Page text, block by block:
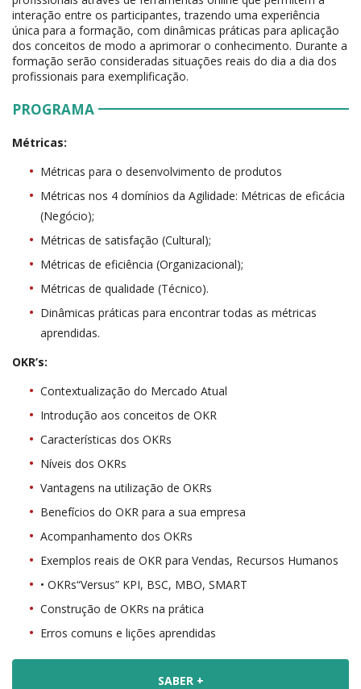
interação entre os participantes, trazendo uma experiência
única para a formação, com dinâmicas práticas para aplicação
dos conceitos de modo a aprimorar o conhecimento. Durante a
formação serão consideradas situações reais do dia a dia dos
profissionais para exemplificação.
PROGRAMA
Métricas:
Métricas para o desenvolvimento de produtos
Métricas nos 4 domínios da Agilidade: Métricas de eficácia
(Negócio);
Métricas de satisfação (Cultural);
Métricas de eficiência (Organizacional);
Métricas de qualidade (Técnico).
Dinâmicas práticas para encontrar todas as métricas
aprendidas.
OKR’s:
Contextualização do Mercado Atual
Introdução aos conceitos de OKR
Características dos OKRs
Níveis dos OKRs
Vantagens na utilização de OKRs
Benefícios do OKR para a sua empresa
Acompanhamento dos OKRs
Exemplos reais de OKR para Vendas, Recursos Humanos
• OKRs“Versus” KPI, BSC, MBO, SMART
Construção de OKRs na prática
Erros comuns e lições aprendidas
SABER +